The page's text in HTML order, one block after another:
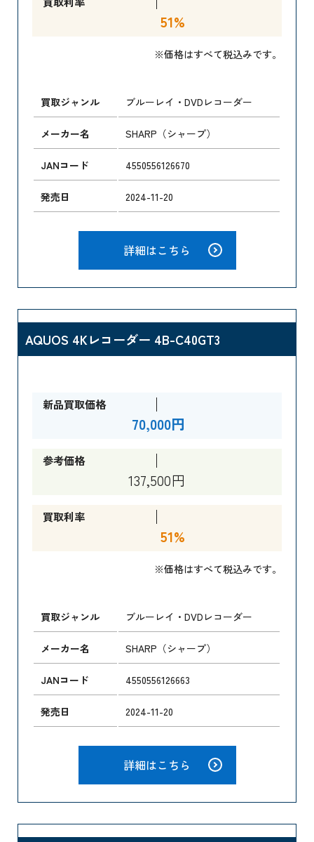
51%
※価格はすべて税込みです。
買取ジャンル ブルーレイ・DVDレコーダー
メーカー名 SHARP（シャープ）
JANコード 4550556126670
発売日 2024-11-20
詳細はこちら
AQUOS 4Kレコーダー 4B-C40GT3
新品買取価格
70,000円
参考価格
137,500円
買取利率
51%
※価格はすべて税込みです。
買取ジャンル ブルーレイ・DVDレコーダー
メーカー名 SHARP（シャープ）
JANコード 4550556126663
発売日 2024-11-20
詳細はこちら